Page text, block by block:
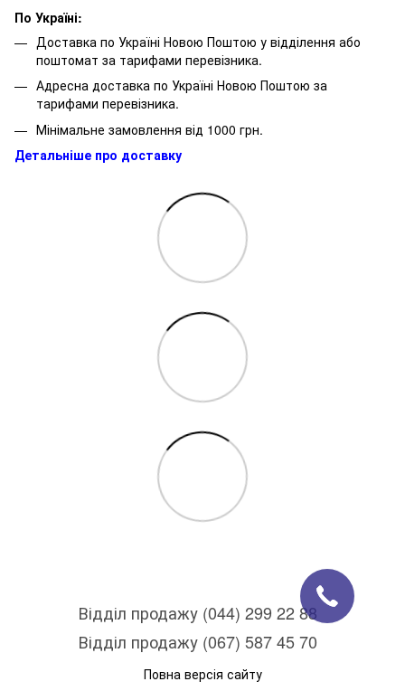
По Україні:
Доставка по Україні Новою Поштою у відділення або
поштомат за тарифами перевізника.
Адресна доставка по Україні Новою Поштою за
тарифами перевізника.
Мінімальне замовлення від 1000 грн.
Детальніше про доставку
Відділ продажу (044) 299 22 88
Відділ продажу (067) 587 45 70
Повна версія сайту